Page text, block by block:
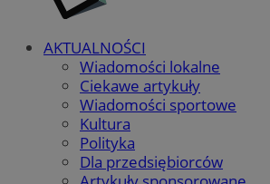
AKTUALNOŚCI
Wiadomości lokalne
Ciekawe artykuły
Wiadomości sportowe
Kultura
Polityka
Dla przedsiębiorców